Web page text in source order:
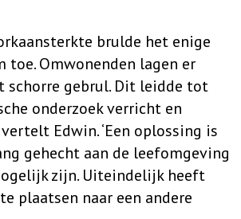
brulde het enige
Omwonenden lagen er
schorre gebrul. Dit leidde tot
onderzoek verricht en
Edwin. ‘Een oplossing is
gehecht aan de leefomgeving
zijn. Uiteindelijk heeft
plaatsen naar een andere